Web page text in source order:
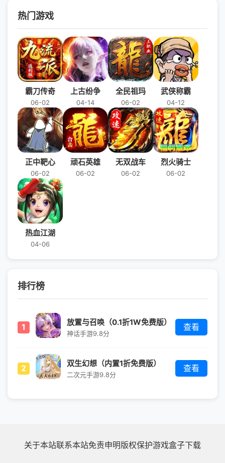
热门游戏
霸刀传奇
06-02
上古纷争
04-14
全民祖玛
06-02
武侠称霸
04-12
正中靶心
06-02
顽石英雄
06-02
无双战车
06-02
烈火骑士
06-02
热血江湖
04-06
排行榜
1 放置与召唤（0.1折1W免费版）
神话手游9.8分
查看
2 双生幻想（内置1折免费版）
二次元手游9.8分
查看
关于本站联系本站免责申明版权保护游戏盒子下载